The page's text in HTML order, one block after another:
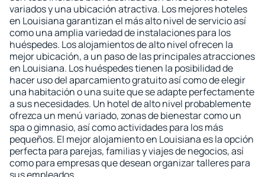
variados y una ubicación atractiva. Los mejores hoteles
en Louisiana garantizan el más alto nivel de servicio así
como una amplia variedad de instalaciones para los
huéspedes. Los alojamientos de alto nivel ofrecen la
mejor ubicación, a un paso de las principales atracciones
en Louisiana. Los huéspedes tienen la posibilidad de
hacer uso del aparcamiento gratuito así como de elegir
una habitación o una suite que se adapte perfectamente
a sus necesidades. Un hotel de alto nivel probablemente
ofrezca un menú variado, zonas de bienestar como un
spa o gimnasio, así como actividades para los más
pequeños. El mejor alojamiento en Louisiana es la opción
perfecta para parejas, familias y viajes de negocios, así
como para empresas que desean organizar talleres para